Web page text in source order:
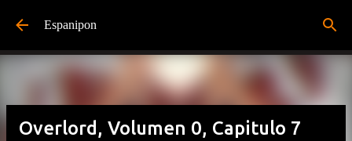
Espanipon
Overlord, Volumen 0, Capitulo 7